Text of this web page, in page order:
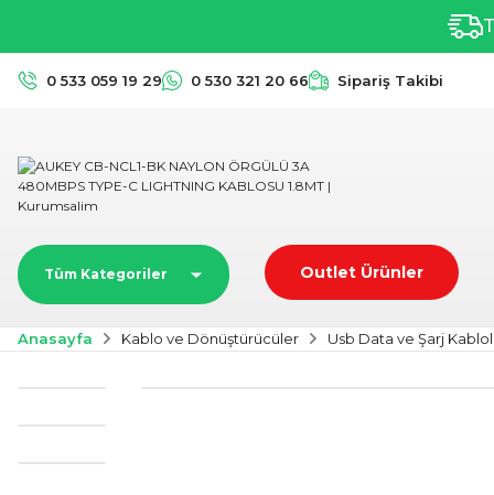
0 533 059 19 29 0 530 321 20 66 Sipariş Takibi
Tüm Kategoriler Outlet Ürünler
Anasayfa Kablo ve Dönüştürücüler Usb Data ve Şarj